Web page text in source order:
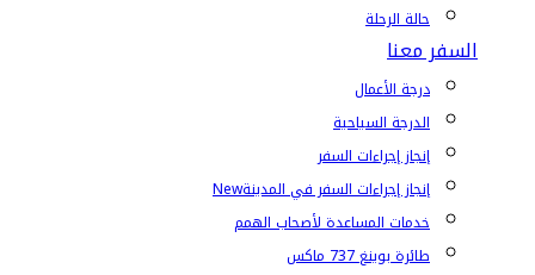
حالة الرحلة
السفر معنا
درجة الأعمال
الدرجة السياحية
إنجاز إجراءات السفر
إنجاز إجراءات السفر في المدينةNew
خدمات المساعدة لأصحاب الهمم
طائرة بوينغ 737 ماكس